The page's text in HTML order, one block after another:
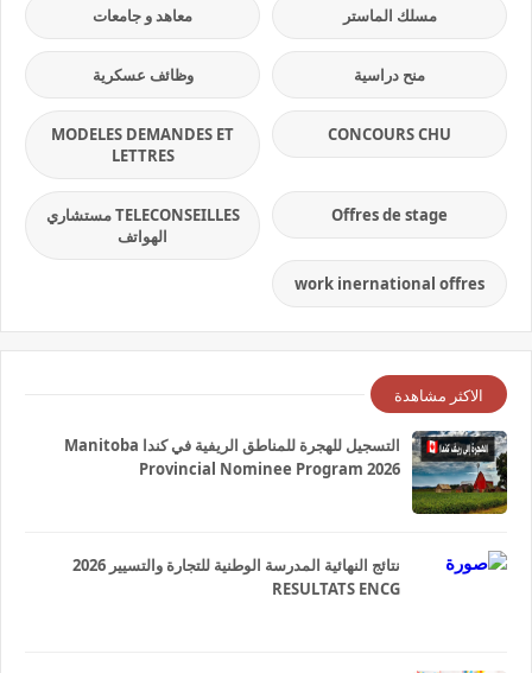
مسلك الماستر معاهد و جامعات
منح دراسية وظائف عسكرية
CONCOURS CHU
MODELES DEMANDES ET
LETTRES
Offres de stage
TELECONSEILLES مستشاري
الهواتف
work inernational offres
الاكثر مشاهدة
التسجيل للهجرة للمناطق الريفية في كندا Manitoba
Provincial Nominee Program 2026
نتائج النهائية المدرسة الوطنية للتجارة والتسيير 2026
RESULTATS ENCG